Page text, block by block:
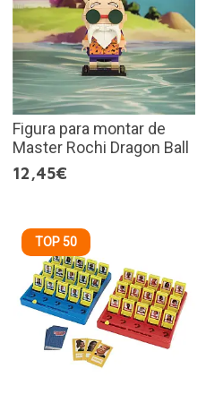
Figura para montar de
Master Rochi Dragon Ball
12,45€
TOP 50